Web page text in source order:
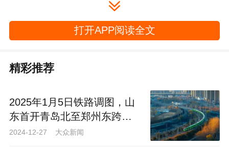
可见，这份规划将是三地面向2035年
可持续发展的空间蓝图，是其各类开发保
平度、莱西未来十年发展具有重要意义。
01
胶州：青岛市副中心
打开APP阅读全文
精彩推荐
2025年1月5日铁路调图，山
东首开青岛北至郑州东跨省
环线列车
2024-12-27 大众新闻